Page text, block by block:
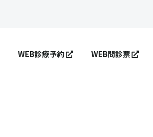
WEB診療予約 WEB問診票